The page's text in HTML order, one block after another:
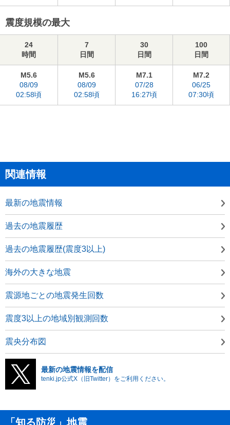
震度規模の最大
24
時間
7
日間
30
日間
100
日間
M5.6
08/09
02:58頃
M5.6
08/09
02:58頃
M7.1
07/28
16:27頃
M7.2
06/25
07:30頃
関連情報
最新の地震情報
過去の地震履歴
過去の地震履歴(震度3以上)
海外の大きな地震
震源地ごとの地震発生回数
震度3以上の地域別観測回数
震央分布図
最新の地震情報を配信
tenki.jp公式X（旧Twitter）をご利用ください。
「知る防災」地震